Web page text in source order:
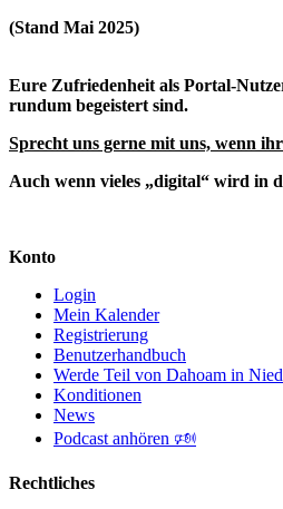
(Stand Mai 2025)
Eure Zufriedenheit als Portal-
rundum begeistert sind.
Sprecht uns gerne mit uns, wenn
Auch wenn vieles „digital“ wird in
Konto
Login
Mein Kalender
Registrierung
Benutzerhandbuch
Werde Teil von Dahoam in
Konditionen
News
Podcast anhören 🕬
Rechtliches